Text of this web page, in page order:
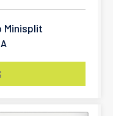
Minisplit